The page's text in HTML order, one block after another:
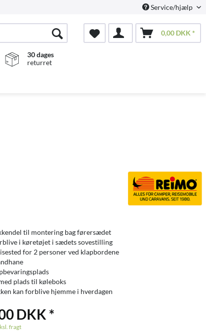
Service/hjælp
0,00 DKK *
30 dages
returret
til montering bag førersædet
i køretøjet i sædets sovestilling
for 2 personer ved klapbordene
plads til køleboks
kan forblive hjemme i hverdagen
DKK *
fragt